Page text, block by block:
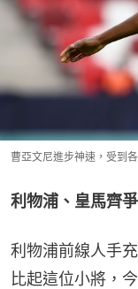
曹亞文尼進步神速，受到
利物浦、皇馬齊
利物浦前線人手
比起這位小將，